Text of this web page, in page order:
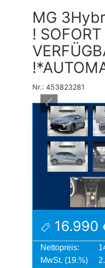
MG
! SOFORT
Nr.: 453823281
16.990
Nettopreis:
MwSt. (19.%)